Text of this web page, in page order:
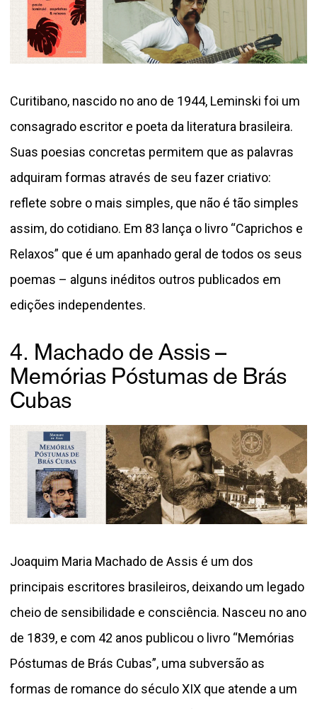
Curitibano, nascido no ano de 1944, Leminski foi um
consagrado escritor e poeta da literatura brasileira.
Suas poesias concretas permitem que as palavras
adquiram formas através de seu fazer criativo:
reflete sobre o mais simples, que não é tão simples
assim, do cotidiano. Em 83 lança o livro “Caprichos e
Relaxos” que é um apanhado geral de todos os seus
poemas – alguns inéditos outros publicados em
edições independentes.
4. Machado de Assis –
Memórias Póstumas de Brás
Cubas
Joaquim Maria Machado de Assis é um dos
principais escritores brasileiros, deixando um legado
cheio de sensibilidade e consciência. Nasceu no ano
de 1839, e com 42 anos publicou o livro “Memórias
Póstumas de Brás Cubas”, uma subversão as
formas de romance do século XIX que atende a um